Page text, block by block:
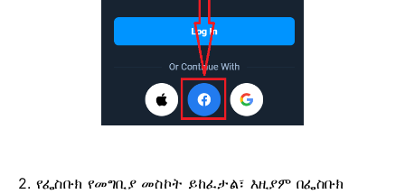
2. የፌስቡክ የመግቢያ መስኮት ይከፈታል፣ እዚያም በፌስቡክ